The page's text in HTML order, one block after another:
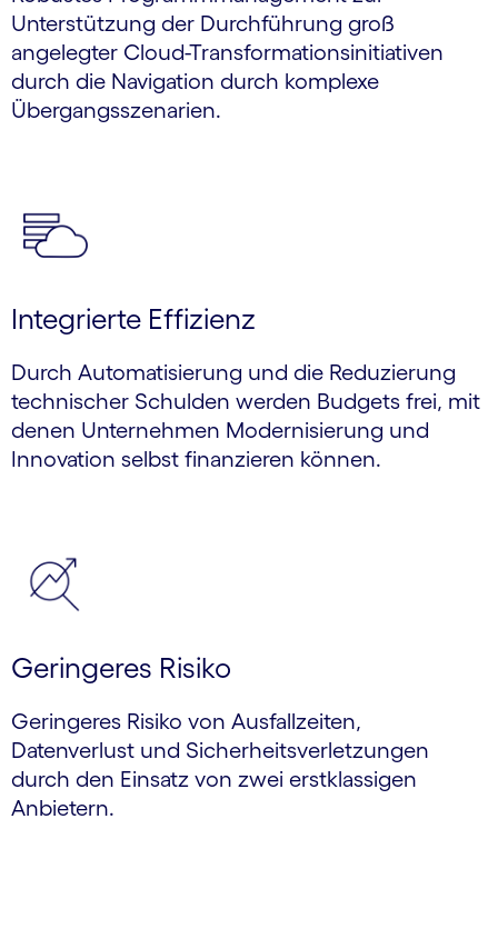
Unterstützung der Durchführung groß
angelegter Cloud-Transfor­mations­initiativen
durch die Navigation durch komplexe
Übergangs­szenarien.
Integrierte Effizienz
Durch Automatisierung und die Reduzierung
technischer Schulden werden Budgets frei, mit
denen Unternehmen Modernisierung und
Innovation selbst finanzieren können.
Geringeres Risiko
Geringeres Risiko von Ausfallzeiten,
Datenverlust und Sicherheits­verletzungen
durch den Einsatz von zwei erstklassigen
Anbietern.